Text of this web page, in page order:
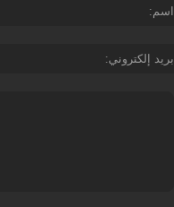
اسم
بريد إلكتروني